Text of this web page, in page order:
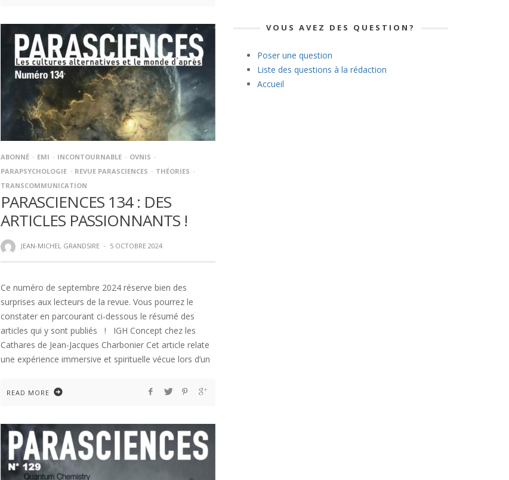
ABONNÉ EMI INCONTOURNABLE
OVNIS
PARAPSYCHOLOGIE
REVUE PARASCIENCES
THÉORIES
TRANSCOMMUNICATION
PARASCIENCES 134 : DES
ARTICLES PASSIONNANTS !
JEAN-MICHEL GRANDSIRE · 5 OCTOBRE 2024
Ce numéro de septembre 2024 réserve bien des
surprises aux lecteurs de la revue. Vous pourrez le
constater en parcourant ci-dessous le résumé des
articles qui y sont publiés ! IGH Concept chez les
Cathares de Jean-Jacques Charbonier Cet article relate
une expérience immersive et spirituelle vécue lors d’un
READ MORE
VOUS AVEZ DES QUESTION?
Poser une question
Liste des questions à la rédaction
Accueil